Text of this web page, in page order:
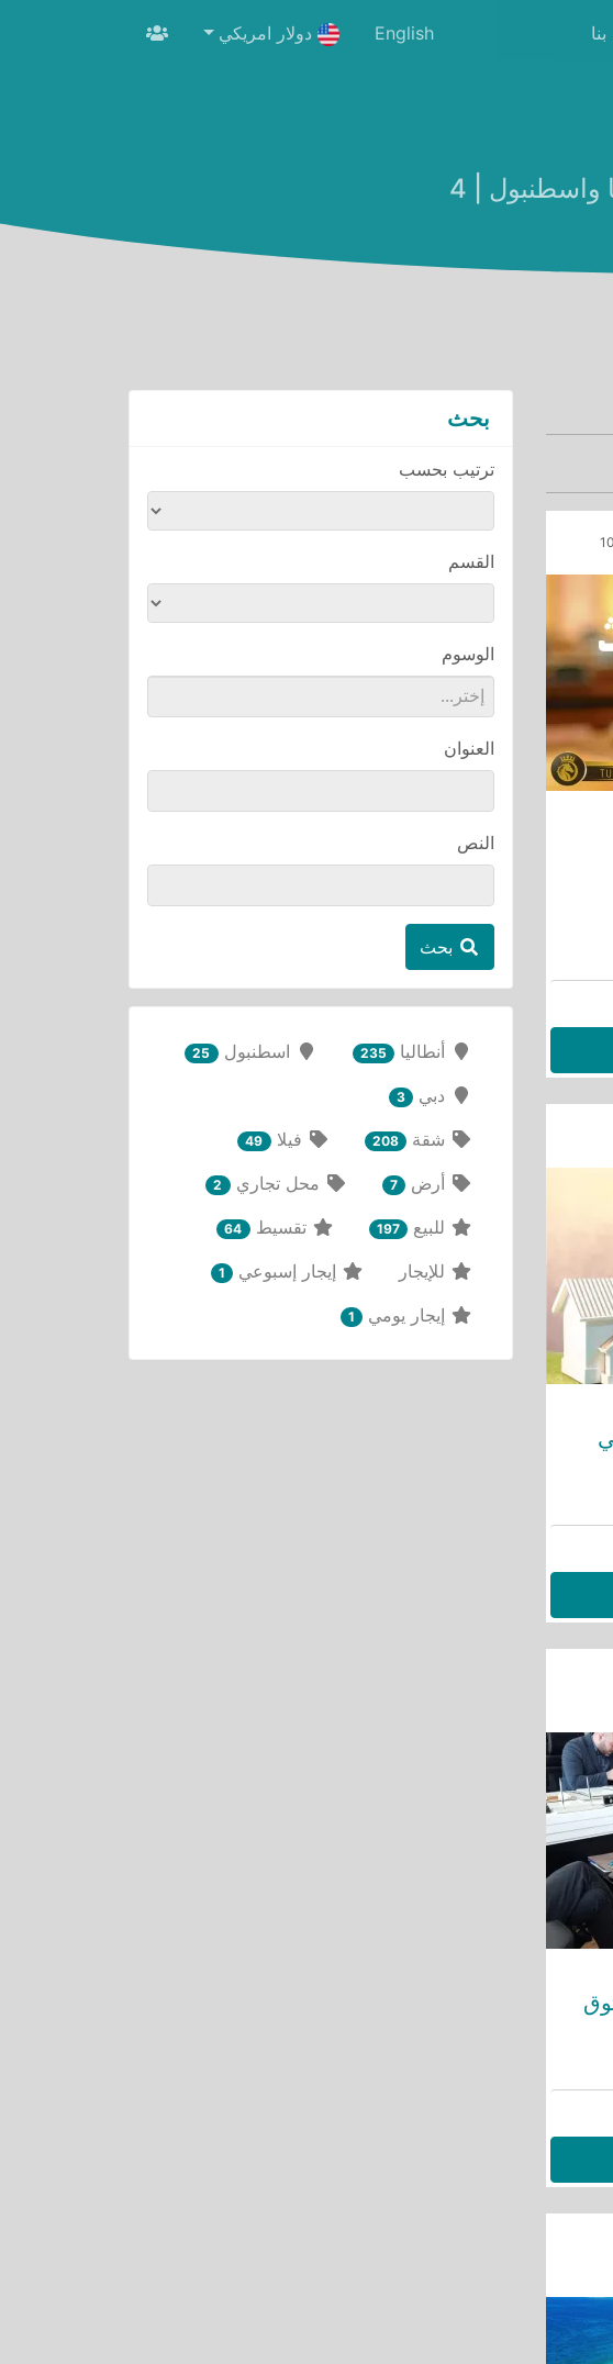
English دولار امريكي
واسطنبول | 4
بحث
ترتيب بحسب
القسم
الوسوم
العنوان
النص
بحث
أنطاليا 235 اسطنبول 25
دبي 3
شقة 208 فيلا 49
أرض 7 محل تجاري 2
للبيع 197 تقسيط 64
للإيجار إيجار إسبوعي 1
إيجار يومي 1